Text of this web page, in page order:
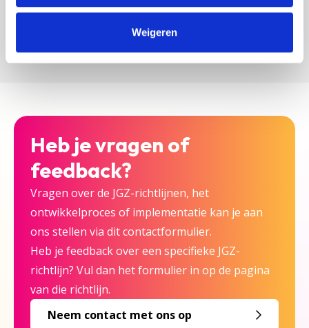
Weigeren
Versturen
Heb je vragen of
feedback?
Vragen over de JGZ-richtlijnen, het
ontwikkelproces of implementatie kan je aan
ons stellen via dit contactformulier.
Heb je feedback over een specifieke JGZ-
richtlijn? Vul dan het formulier in op de pagina
van die richtlijn.
Neem contact met ons op